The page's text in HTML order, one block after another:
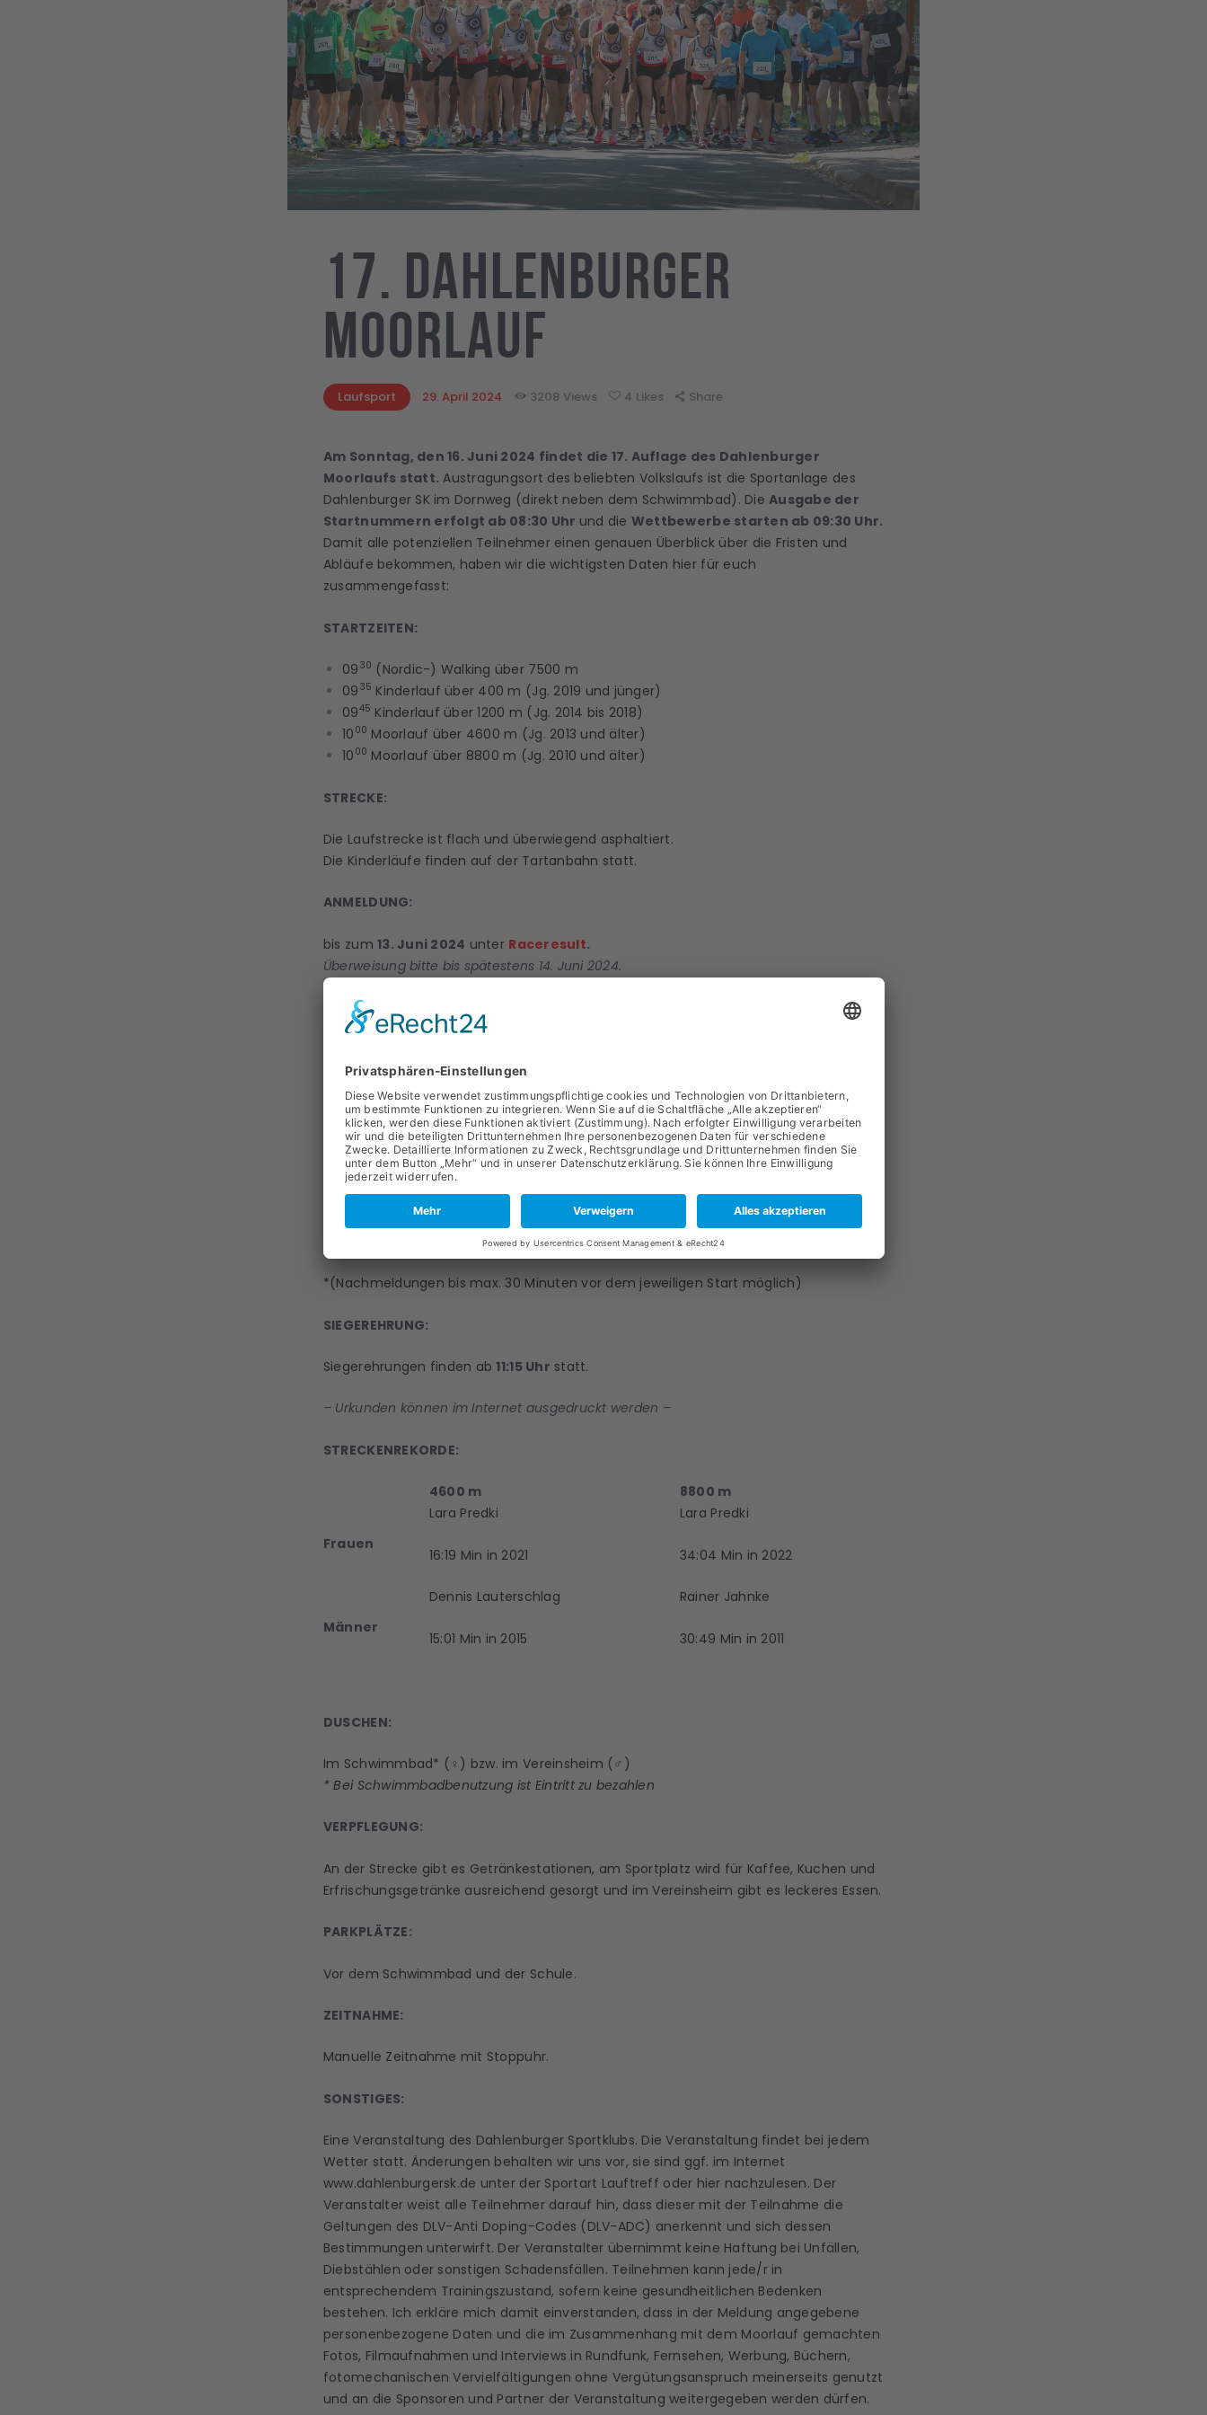
17. Dahlenburger
Moorlauf
Laufsport 29. April 2024 3208 Views 4 Likes Share
Am Sonntag, den 16. Juni 2024 findet die 17. Auflage des Dahlenburger
Moorlaufs statt. Austragungsort des beliebten Volkslaufs ist die Sportanlage des
Dahlenburger SK im Dornweg (direkt neben dem Schwimmbad). DieAusgabe der
Startnummern erfolgt ab 08:30 Uhr und die Wettbewerbe starten ab 09:30 Uhr.
Damit alle potenziellen Teilnehmer einen genauen Überblick über die Fristen und
Abläufe bekommen, haben wir die wichtigsten Daten hier für euch
zusammengefasst:
STARTZEITEN:
09 30 (Nordic-) Walking über 7500 m
09 35 Kinderlauf über 400 m (Jg. 2019 und jünger)
0945 Kinderlauf über 1200 m (Jg. 2014 bis 2018)
10 00 Moorlauf über 4600 m (Jg. 2013 und älter)
10 00 Moorlauf über 8800 m (Jg. 2010 und älter)
STRECKE:
Die Laufstrecke ist flach und überwiegend asphaltiert.
Die Kinderläufe finden auf der Tartanbahn statt.
ANMELDUNG:
bis zum13. Juni 2024 unter Raceresult.
Überweisung bitte bis spätestens 14. Juni 2024.
Mit der Anmeldung werden die Teilnahmebedingungen akzeptiert!
KONTO:
Empfänger: DAHLENBURGER SK V.1918 EV
IBAN: DE21 2405 0110 0080 7066 33
Zweck: Dahlenburger SK „Moorlauf“
STARTGELDER:
5,00€Erwachsene
Kinder/ Jugendliche (bis Jg. 2007)
Nachmeldegebühr*
*(Nachmeldungen bis max. 30 Minuten vor dem jeweiligen Start möglich)
SIEGEREHRUNG:
Siegerehrungen finden ab11:15 Uhr statt.
– Urkunden können im Internet ausgedruckt werden –
STRECKENREKORDE:
4600 m 8800 m
Frauen
Lara Predki
16:19 Min in 2021
Lara Predki
34:04 Min in 2022
Männer
Dennis Lauterschlag
15:01 Min in 2015
Rainer Jahnke
30:49 Min in 2011
DUSCHEN:
Im Schwimmbad* (♀) bzw. im Vereinsheim (♂)
* Bei Schwimmbadbenutzung ist Eintritt zu bezahlen
VERPFLEGUNG:
An der Strecke gibt es Getränkestationen, am Sportplatz wird für Kaffee, Kuchen und
Erfrischungsgetränke ausreichend gesorgt und im Vereinsheim gibt es leckeres Essen.
PARKPLÄTZE:
Vor dem Schwimmbad und der Schule.
ZEITNAHME:
Manuelle Zeitnahme mit Stoppuhr.
SONSTIGES:
Eine Veranstaltung des Dahlenburger Sportklubs. Die Veranstaltung findet bei jedem
Wetter statt. Änderungen behalten wir uns vor, sie sind ggf. im Internet
www.dahlenburgersk.de unter der Sportart Lauftreff oder hier nachzulesen. Der
Veranstalter weist alle Teilnehmer darauf hin, dass dieser mit der Teilnahme die
Geltungen des DLV-Anti Doping-Codes (DLV-ADC) anerkennt und sich dessen
Bestimmungen unterwirft. Der Veranstalter übernimmt keine Haftung bei Unfällen,
Diebstählen oder sonstigen Schadensfällen. Teilnehmen kann jede/r in
entsprechendem Trainingszustand, sofern keine gesundheitlichen Bedenken
bestehen. Ich erkläre mich damit einverstanden, dass in der Meldung angegebene
personenbezogene Daten und die im Zusammenhang mit dem Moorlauf gemachten
Fotos, Filmaufnahmen und Interviews in Rundfunk, Fernsehen, Werbung, Büchern,
fotomechanischen Vervielfältigungen ohne Vergütungsanspruch meinerseits genutzt
und an die Sponsoren und Partner der Veranstaltung weitergegeben werden dürfen.